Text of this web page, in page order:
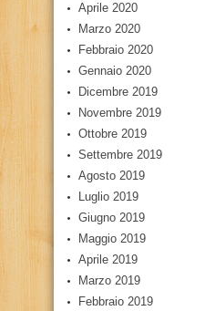
Aprile 2020
Marzo 2020
Febbraio 2020
Gennaio 2020
Dicembre 2019
Novembre 2019
Ottobre 2019
Settembre 2019
Agosto 2019
Luglio 2019
Giugno 2019
Maggio 2019
Aprile 2019
Marzo 2019
Febbraio 2019